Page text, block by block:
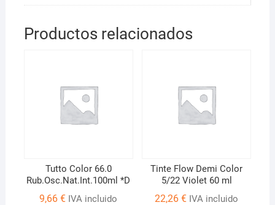
Productos relacionados
Tutto Color 66.0
Rub.Osc.Nat.Int.100ml *D
9,66€ IVA incluido
Tinte Flow Demi Color
5/22 Violet 60 ml
22,26€ IVA incluido